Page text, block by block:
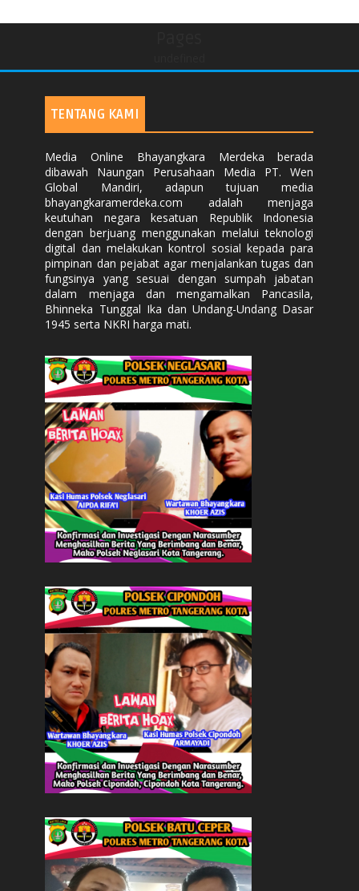
TENTANG KAMI
Media Online Bhayangkara Merdeka berada
dibawah Naungan Perusahaan Media PT. Wen
Global Mandiri, adapun tujuan media
bhayangkaramerdeka.com adalah menjaga
keutuhan negara kesatuan Republik Indonesia
dengan berjuang menggunakan melalui teknologi
digital dan melakukan kontrol sosial kepada para
pimpinan dan pejabat agar menjalankan tugas dan
fungsinya yang sesuai dengan sumpah jabatan
dalam menjaga dan mengamalkan Pancasila,
Bhinneka Tunggal Ika dan Undang-Undang Dasar
1945 serta NKRI harga mati.